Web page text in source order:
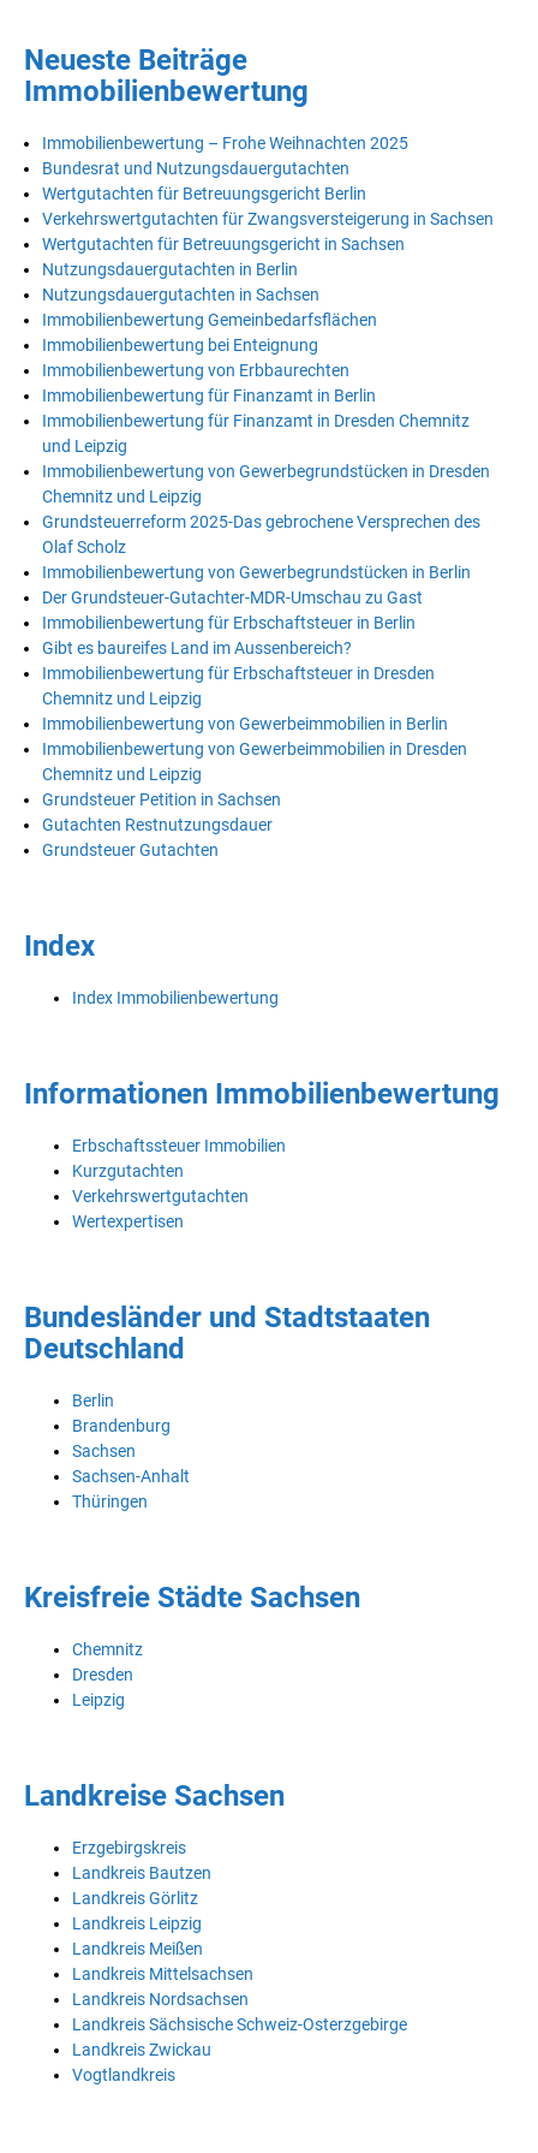
Neueste Beiträge
Immobilienbewertung
Immobilienbewertung – Frohe Weihnachten 2025
Bundesrat und Nutzungsdauergutachten
Wertgutachten für Betreuungsgericht Berlin
Verkehrswertgutachten für Zwangsversteigerung in Sachsen
Wertgutachten für Betreuungsgericht in Sachsen
Nutzungsdauergutachten in Berlin
Nutzungsdauergutachten in Sachsen
Immobilienbewertung Gemeinbedarfsflächen
Immobilienbewertung bei Enteignung
Immobilienbewertung von Erbbaurechten
Immobilienbewertung für Finanzamt in Berlin
Immobilienbewertung für Finanzamt in Dresden Chemnitz
und Leipzig
Immobilienbewertung von Gewerbegrundstücken in Dresden
Chemnitz und Leipzig
Grundsteuerreform 2025-Das gebrochene Versprechen des
Olaf Scholz
Immobilienbewertung von Gewerbegrundstücken in Berlin
Der Grundsteuer-Gutachter-MDR-Umschau zu Gast
Immobilienbewertung für Erbschaftsteuer in Berlin
Gibt es baureifes Land im Aussenbereich?
Immobilienbewertung für Erbschaftsteuer in Dresden
Chemnitz und Leipzig
Immobilienbewertung von Gewerbeimmobilien in Berlin
Immobilienbewertung von Gewerbeimmobilien in Dresden
Chemnitz und Leipzig
Grundsteuer Petition in Sachsen
Gutachten Restnutzungsdauer
Grundsteuer Gutachten
Index
Index Immobilienbewertung
Informationen Immobilienbewertung
Erbschaftssteuer Immobilien
Kurzgutachten
Verkehrswertgutachten
Wertexpertisen
Bundesländer und Stadtstaaten
Deutschland
Berlin
Brandenburg
Sachsen
Sachsen-Anhalt
Thüringen
Kreisfreie Städte Sachsen
Chemnitz
Dresden
Leipzig
Landkreise Sachsen
Erzgebirgskreis
Landkreis Bautzen
Landkreis Görlitz
Landkreis Leipzig
Landkreis Meißen
Landkreis Mittelsachsen
Landkreis Nordsachsen
Landkreis Sächsische Schweiz-Osterzgebirge
Landkreis Zwickau
Vogtlandkreis